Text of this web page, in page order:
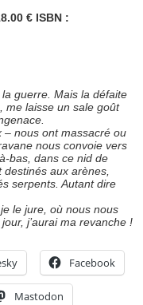
€ ISBN :
guerre. Mais la défaite
me laisse un sale goût
– nous ont massacré ou
nous convoie vers
bas, dans ce nid de
destinés aux arènes,
serpents. Autant dire
le jure, où nous nous
j’aurai ma revanche !
Facebook
Mastodon